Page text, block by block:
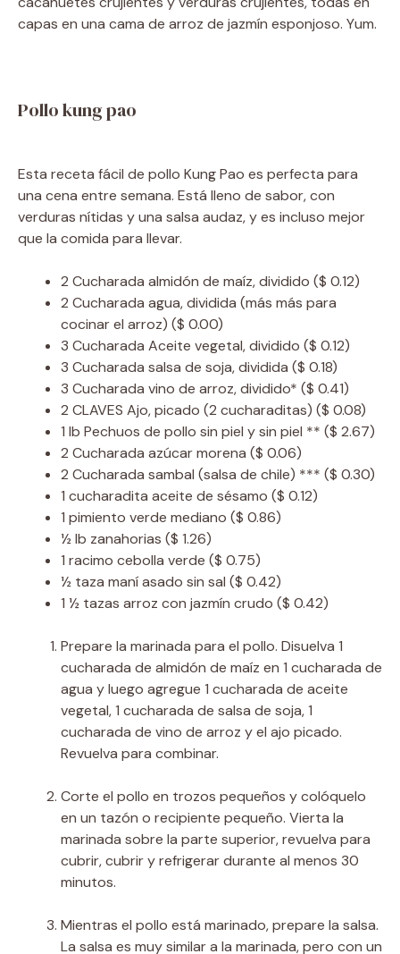
capas en una cama de arroz de jazmín esponjoso. Yum.
Pollo kung pao
Esta receta fácil de pollo Kung Pao es perfecta para
una cena entre semana. Está lleno de sabor, con
verduras nítidas y una salsa audaz, y es incluso mejor
que la comida para llevar.
2 Cucharada almidón de maíz, dividido ($ 0.12)
2 Cucharada agua, dividida (más más para
cocinar el arroz) ($ 0.00)
3 Cucharada Aceite vegetal, dividido ($ 0.12)
3 Cucharada salsa de soja, dividida ($ 0.18)
3 Cucharada vino de arroz, dividido* ($ 0.41)
2 CLAVES Ajo, picado (2 cucharaditas) ($ 0.08)
1 lb Pechuos de pollo sin piel y sin piel ** ($ 2.67)
2 Cucharada azúcar morena ($ 0.06)
2 Cucharada sambal (salsa de chile) *** ($ 0.30)
1 cucharadita aceite de sésamo ($ 0.12)
1 pimiento verde mediano ($ 0.86)
½lb zanahorias ($ 1.26)
1 racimo cebolla verde ($ 0.75)
½ taza maní asado sin sal ($ 0.42)
1 ½ tazas arroz con jazmín crudo ($ 0.42)
Prepare la marinada para el pollo. Disuelva 1
cucharada de almidón de maíz en 1 cucharada de
agua y luego agregue 1 cucharada de aceite
vegetal, 1 cucharada de salsa de soja, 1
cucharada de vino de arroz y el ajo picado.
Revuelva para combinar.
Corte el pollo en trozos pequeños y colóquelo
en un tazón o recipiente pequeño. Vierta la
marinada sobre la parte superior, revuelva para
cubrir, cubrir y refrigerar durante al menos 30
minutos.
Mientras el pollo está marinado, prepare la salsa.
La salsa es muy similar a la marinada, pero con un